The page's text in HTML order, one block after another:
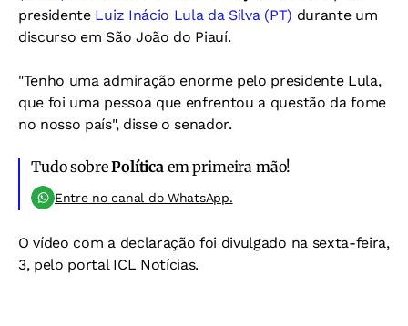
presidente Luiz Inácio Lula da Silva (PT) durante um
discurso em São João do Piauí.
"Tenho uma admiração enorme pelo presidente Lula,
que foi uma pessoa que enfrentou a questão da fome
no nosso país", disse o senador.
Tudo sobrePolítica em primeira mão!
Entre no canal do WhatsApp.
O vídeo com a declaração foi divulgado na sexta-feira,
3, pelo portal ICL Notícias.